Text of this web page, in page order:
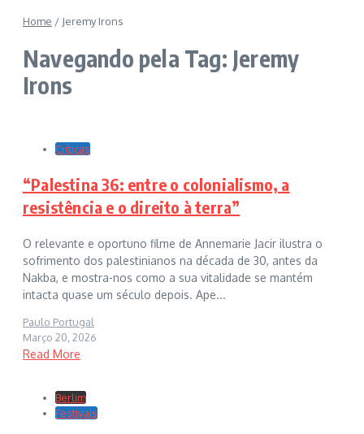
Home / Jeremy Irons
Navegando pela Tag: Jeremy
Irons
Críticas
“Palestina 36: entre o colonialismo, a
resistência e o direito à terra”
O relevante e oportuno filme de Annemarie Jacir ilustra o
sofrimento dos palestinianos na década de 30, antes da
Nakba, e mostra-nos como a sua vitalidade se mantém
intacta quase um século depois. Ape...
Paulo Portugal
Março 20, 2026
Read More
Berlim
Festivais